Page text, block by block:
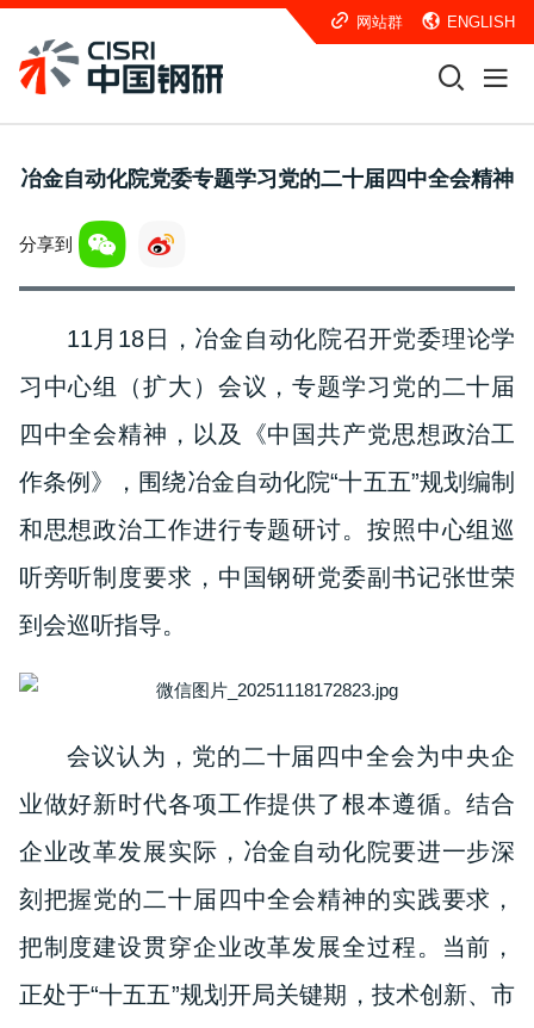
网站群 ENGLISH
冶金自动化院党委专题学习党的二十届四中全会精神
分享到
11月18日，冶金自动化院召开党委理论学
习中心组（扩大）会议，专题学习党的二十届
四中全会精神，以及《中国共产党思想政治工
作条例》，围绕冶金自动化院“十五五”规划编制
和思想政治工作进行专题研讨。按照中心组巡
听旁听制度要求，中国钢研党委副书记张世荣
到会巡听指导。
会议认为，党的二十届四中全会为中央企
业做好新时代各项工作提供了根本遵循。结合
企业改革发展实际，冶金自动化院要进一步深
刻把握党的二十届四中全会精神的实践要求，
把制度建设贯穿企业改革发展全过程。当前，
正处于“十五五”规划开局关键期，技术创新、市